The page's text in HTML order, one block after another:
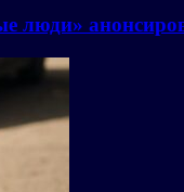
люди»